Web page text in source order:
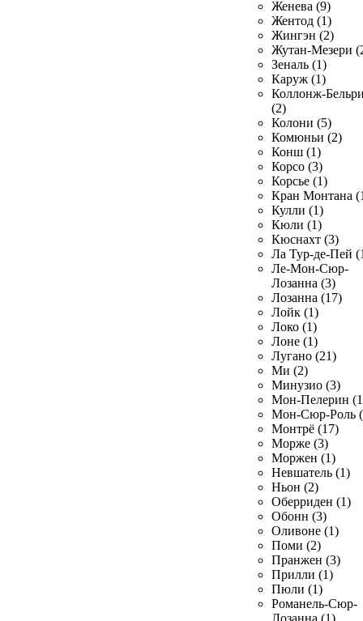
Женева (9)
Жентод (1)
Жингэн (2)
Жутан-Мезери
Зеналь (1)
Каруж (1)
Коллонж-
(2)
Колони (5)
Комюньи (2)
Конш (1)
Корсо (3)
Корсье (1)
Кран Монтана
Кулли (1)
Кюли (1)
Кюснахт (3)
Ла Тур-де-Пей
Ле-Мон-Сюр-
Лозанна (3)
Лозанна (17)
Лойк (1)
Локо (1)
Лоне (1)
Лугано (21)
Ми (2)
Минузио (3)
Мон-Пелерин
Мон-Сюр-Роль
Монтрё (17)
Морже (3)
Моржен (1)
Невшатель (1)
Ньон (2)
Оберриден (1)
Обонн (3)
Оливоне (1)
Поми (2)
Пранжен (3)
Прилли (1)
Пюли (1)
Романель-Сюр-
Лозанна (1)